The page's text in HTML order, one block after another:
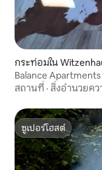
กระท่อมใน
Balance Apartments
สถานที่ · สิ่งอำนวยค
ซูเปอร์โฮสต์
ซูเปอร์โฮสต์